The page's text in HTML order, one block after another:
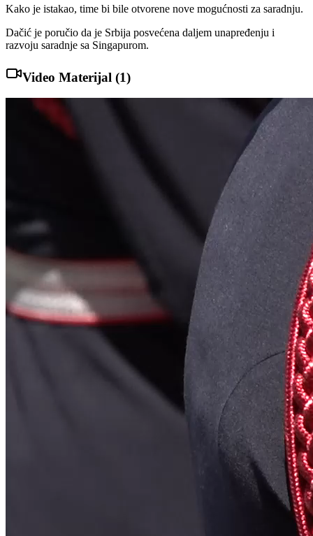
Kako je istakao, time bi bile otvorene nove mogućnosti za saradnju.
Dačić je poručio da je Srbija posvećena daljem unapređenju i
razvoju saradnje sa Singapurom.
Video Materijal (1)